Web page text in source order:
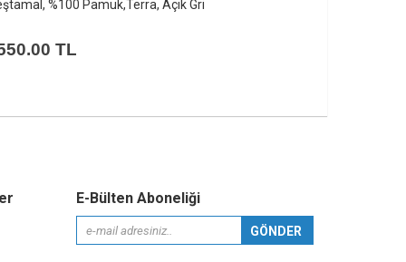
%100 Pamuk, Terra, Bej
TL
E-Bülten Aboneliği